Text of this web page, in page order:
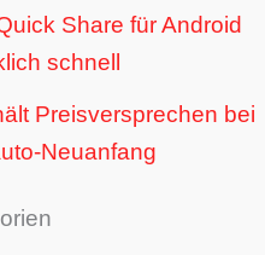
Share für Android
schnell
Preisversprechen bei
Neuanfang